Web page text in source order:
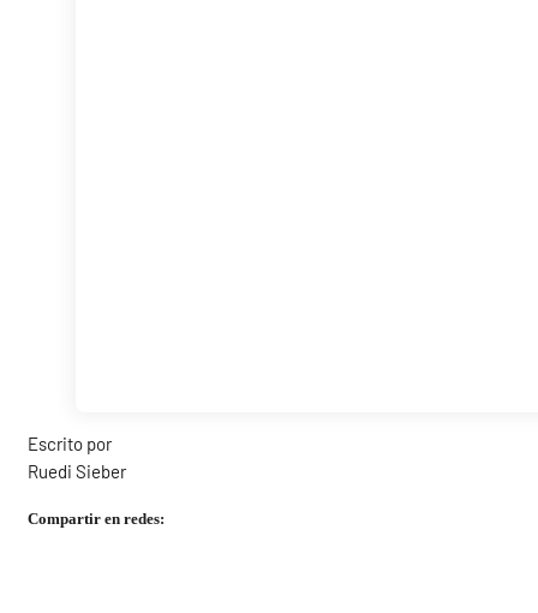
Escrito por
Ruedi Sieber
Compartir en redes: